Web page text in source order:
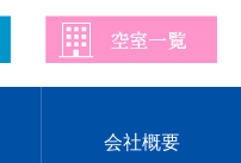
会社概要